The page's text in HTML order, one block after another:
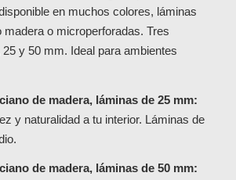
en muchos colores, láminas
madera o microperforadas. Tres
y 50 mm. Ideal para ambientes
de madera, láminas de 25 mm:
y naturalidad a tu interior. Láminas de
de madera, láminas de 50 mm: